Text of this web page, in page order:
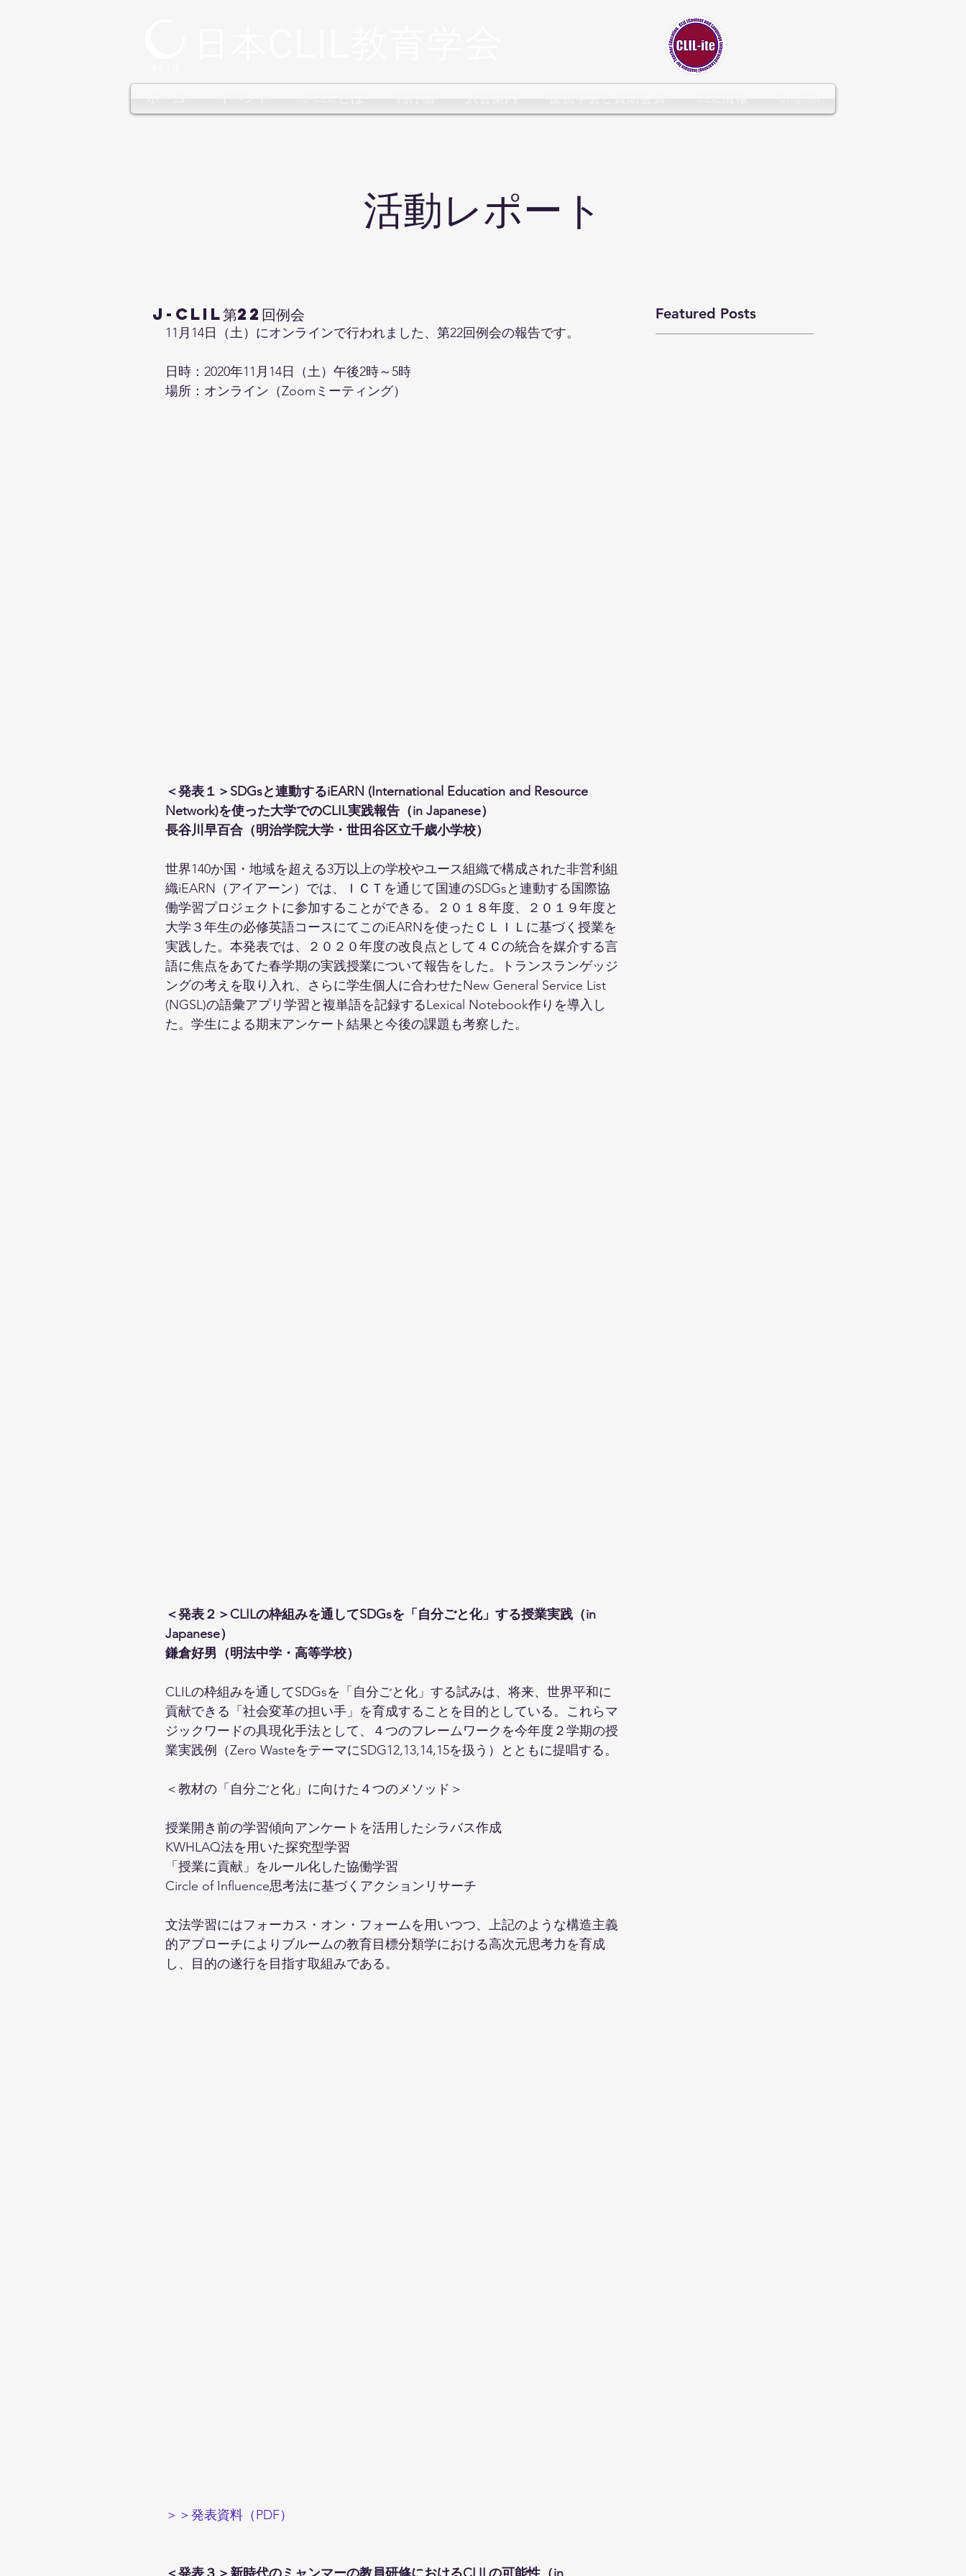
​活動レポート
J-CLIL第22回例会
11月14日（土）にオンラインで行われました、第22回例会の報告です。
日時：2020年11月14日（土）午後2時～5時
場所：オンライン（Zoomミーティング）
＜発表１＞SDGsと連動するiEARN (International Education and Resource
Network)を使った大学でのCLIL実践報告（in Japanese）
長谷川早百合（明治学院大学・世田谷区立千歳小学校）
世界140か国・地域を超える3万以上の学校やユース組織で構成された非営利組
織iEARN（アイアーン）では、ＩＣＴを通じて国連のSDGsと連動する国際協
働学習プロジェクトに参加することができる。２０１８年度、２０１９年度と
大学３年生の必修英語コースにてこのiEARNを使ったＣＬＩＬに基づく授業を
実践した。本発表では、２０２０年度の改良点として４Ｃの統合を媒介する言
語に焦点をあてた春学期の実践授業について報告をした。トランスランゲッジ
ングの考えを取り入れ、さらに学生個人に合わせたNew General Service List
(NGSL)の語彙アプリ学習と複単語を記録するLexical Notebook作りを導入し
た。学生による期末アンケート結果と今後の課題も考察した。
＜発表２＞CLILの枠組みを通してSDGsを「自分ごと化」する授業実践（in
Japanese）
鎌倉好男（明法中学・高等学校）
CLILの枠組みを通してSDGsを「自分ごと化」する試みは、将来、世界平和に
貢献できる「社会変革の担い手」を育成することを目的としている。これらマ
ジックワードの具現化手法として、４つのフレームワークを今年度２学期の授
業実践例（Zero WasteをテーマにSDG12,13,14,15を扱う）とともに提唱する。
＜教材の「自分ごと化」に向けた４つのメソッド＞
授業開き前の学習傾向アンケートを活用したシラバス作成
KWHLAQ法を用いた探究型学習
「授業に貢献」をルール化した協働学習
Circle of Influence思考法に基づくアクションリサーチ
文法学習にはフォーカス・オン・フォームを用いつつ、上記のような構造主義
的アプローチによりブルームの教育目標分類学における高次元思考力を育成
し、目的の遂行を目指す取組みである。
＞＞発表資料（PDF）
Featured Posts